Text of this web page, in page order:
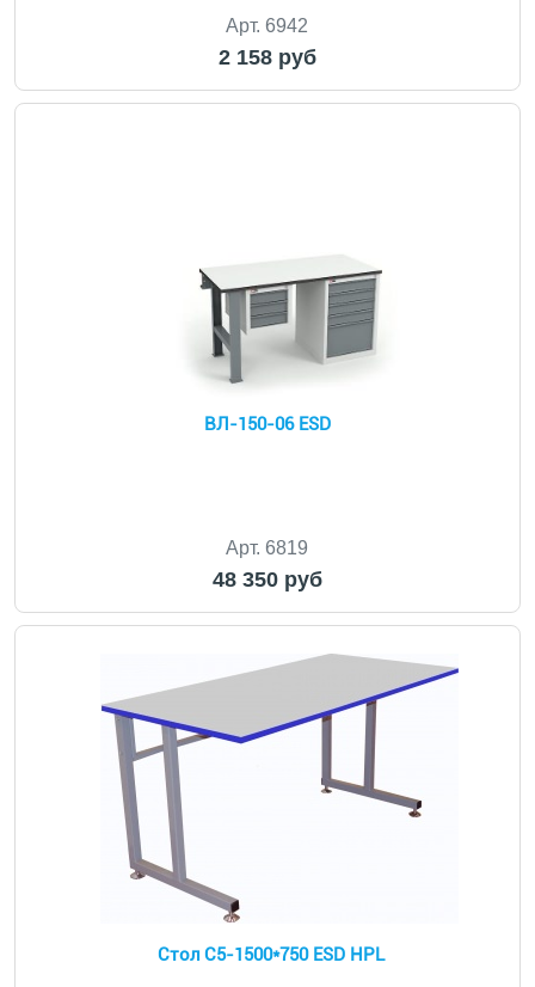
Арт. 6942
2 158 руб
ВЛ-150-06 ESD
Арт. 6819
48 350 руб
Стол С5-1500*750 ESD HPL